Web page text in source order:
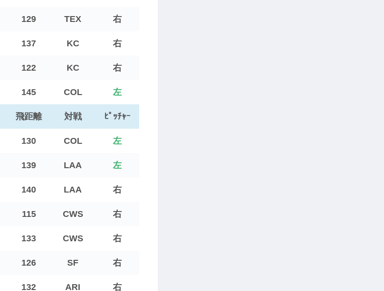
129 TEX 右
137 KC 右
122 KC 右
145 COL 左
飛距離 対戦 ﾋﾟｯﾁｬｰ
130 COL 左
139 LAA 左
140 LAA 右
115 CWS 右
133 CWS 右
126 SF 右
132 ARI 右